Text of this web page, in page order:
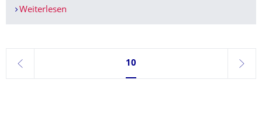
Weiterlesen
zurück
Seite 10, aktuell ausgewählt
10
weiter